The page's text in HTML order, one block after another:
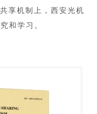
享机制上，西安光机
和学习。